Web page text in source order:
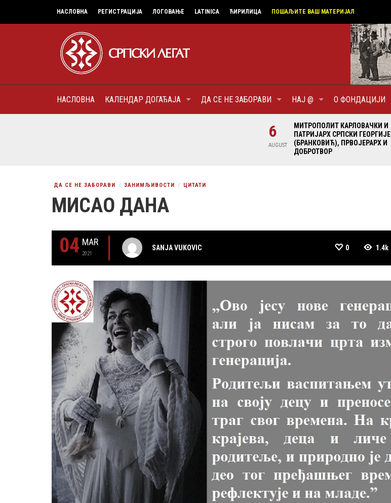
НАСЛОВНА РЕГИСТРАЦИЈА ЛОГОВАЊЕ LATINICA ЋИРИЛИЦА ПОШАЉИТЕ ВАШ МАТЕРИЈАЛ
НАСЛОВНА КАЛЕНДАР ДОГАЂАЈА ДА СЕ НЕ ЗАБОРАВИ НАЈ @ О ФОНДАЦИЈИ
6
AUGUST
МИТРОПОЛИТ КАРЛОВАЧКИ И
ПАТРИЈАРХ СРПСКИ ГЕОРГИЈЕ
(БРАНКОВИЋ), ПРВОЈЕРАРХ И
ДОБРОТВОР
ДА СЕ НЕ ЗАБОРАВИ ЗАНИМЉИВОСТИ ЦИТАТИ
МИСАО ДАНА
04 MAR
2021
SANJA VUKOVIC 0 1.4k
29 MAY
РОЂЕН ЈЕ ГЛУМАЦ МИЛУТИН МИЋА ТАТИЋ
31 MAY
МАЏАР